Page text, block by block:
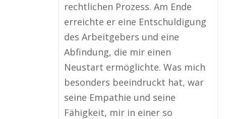
rechtlichen Prozess. Am Ende
erreichte er eine Entschuldigung
des Arbeitgebers und eine
Abfindung, die mir einen
Neustart ermöglichte. Was mich
besonders beeindruckt hat, war
seine Empathie und seine
Fähigkeit, mir in einer so